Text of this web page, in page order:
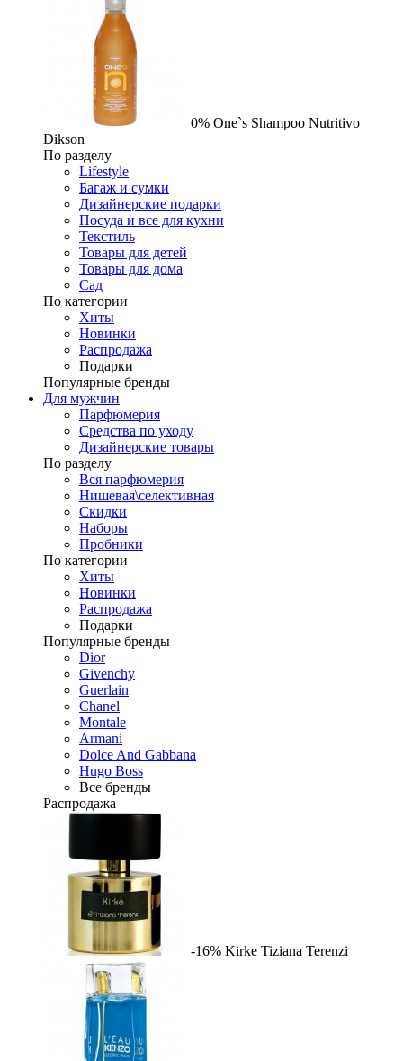
0% One`s Shampoo Nutritivo
Dikson
По разделу
Lifestyle
Багаж и сумки
Дизайнерские подарки
Посуда и все для кухни
Текстиль
Товары для детей
Товары для дома
Сад
По категории
Хиты
Новинки
Распродажа
Подарки
Популярные бренды
Для мужчин
Парфюмерия
Средства по уходу
Дизайнерские товары
По разделу
Вся парфюмерия
Нишевая\селективная
Скидки
Наборы
Пробники
По категории
Хиты
Новинки
Распродажа
Подарки
Популярные бренды
Dior
Givenchy
Guerlain
Chanel
Montale
Armani
Dolce And Gabbana
Hugo Boss
Все бренды
Распродажа
-16% Kirke Tiziana Terenzi